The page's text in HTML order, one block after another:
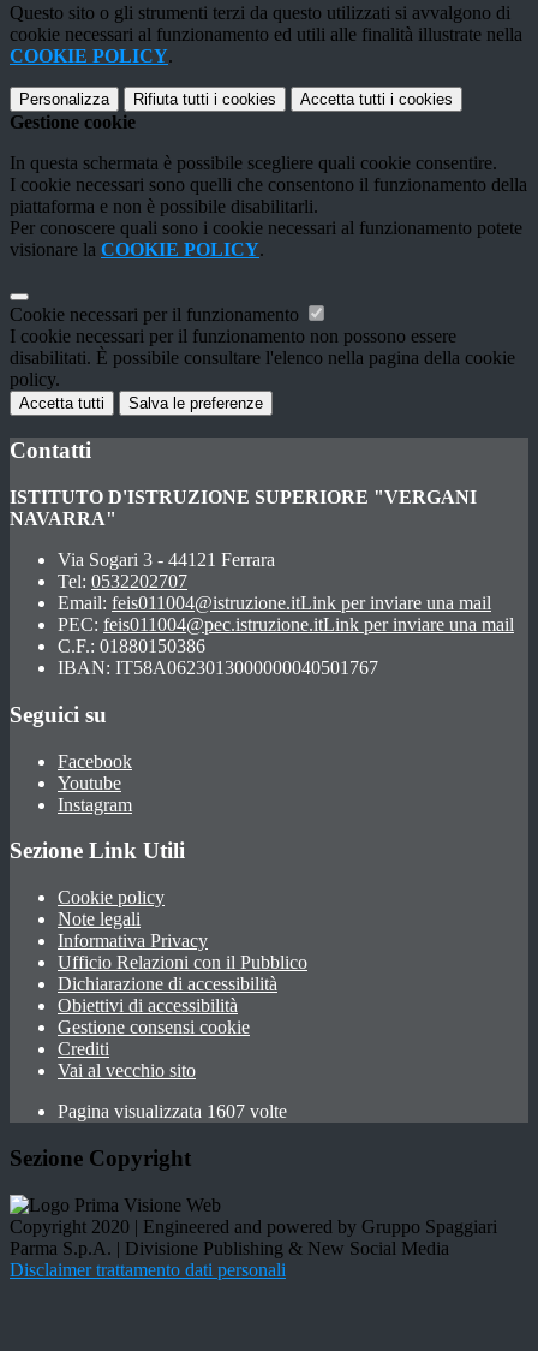
Questo sito o gli strumenti terzi da questo utilizzati si avvalgono di
cookie necessari al funzionamento ed utili alle finalità illustrate nella
COOKIE POLICY.
Personalizza Rifiuta tutti i cookies Accetta tutti i cookies
Gestione cookie
In questa schermata è possibile scegliere quali cookie consentire.
I cookie necessari sono quelli che consentono il funzionamento della
piattaforma e non è possibile disabilitarli.
Per conoscere quali sono i cookie necessari al funzionamento potete
visionare la COOKIE POLICY.
Cookie necessari per il funzionamento
I cookie necessari per il funzionamento non possono essere
disabilitati. È possibile consultare l'elenco nella pagina della cookie
policy.
Accetta tutti Salva le preferenze
Contatti
ISTITUTO D'ISTRUZIONE SUPERIORE "VERGANI
NAVARRA"
Via Sogari 3 - 44121 Ferrara
Tel: 0532202707
Email: feis011004@istruzione.itLink per inviare una mail
PEC: feis011004@pec.istruzione.itLink per inviare una mail
C.F.: 01880150386
IBAN: IT58A0623013000000040501767
Seguici su
Facebook
Youtube
Instagram
Sezione Link Utili
Cookie policy
Note legali
Informativa Privacy
Ufficio Relazioni con il Pubblico
Dichiarazione di accessibilità
Obiettivi di accessibilità
Gestione consensi cookie
Crediti
Vai al vecchio sito
Pagina visualizzata 1607 volte
Sezione Copyright
Copyright 2020 | Engineered and powered by Gruppo Spaggiari
Parma S.p.A. | Divisione Publishing & New Social Media
Disclaimer trattamento dati personali